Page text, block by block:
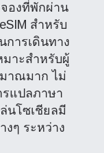
องที่พักผ่าน
สำหรับ
ารเดินทาง
าะสำหรับผู้
าณมาก ไม่
รแปลภาษา
นโซเชียลมี
งๆ ระหว่าง